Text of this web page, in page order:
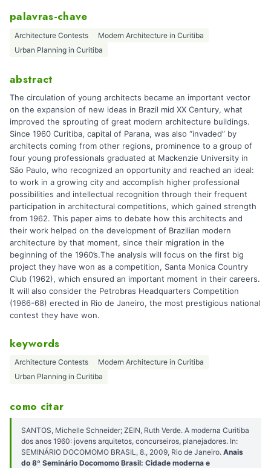
palavras-chave
Architecture Contests
Modern Architecture in Curitiba
Urban Planning in Curitiba
abstract
The circulation of young architects became an important vector
on the expansion of new ideas in Brazil mid XX Century, what
improved the sprouting of great modern architecture buildings.
Since 1960 Curitiba, capital of Parana, was also “invaded” by
architects coming from other regions, prominence to a group of
four young professionals graduated at Mackenzie University in
São Paulo, who recognized an opportunity and reached an ideal:
to work in a growing city and accomplish higher professional
possibilities and intellectual recognition through their frequent
participation in architectural competitions, which gained strength
from 1962. This paper aims to debate how this architects and
their work helped on the development of Brazilian modern
architecture by that moment, since their migration in the
beginning of the 1960’s.The analysis will focus on the first big
project they have won as a competition, Santa Monica Country
Club (1962), which ensured an important moment in their careers.
It will also consider the Petrobras Headquarters Competition
(1966-68) erected in Rio de Janeiro, the most prestigious national
contest they have won.
keywords
Architecture Contests
Modern Architecture in Curitiba
Urban Planning in Curitiba
como citar
SANTOS, Michelle Schneider; ZEIN, Ruth Verde. A moderna Curitiba
dos anos 1960: jovens arquitetos, concurseiros, planejadores. In:
SEMINÁRIO DOCOMOMO BRASIL, 8., 2009, Rio de Janeiro. Anais
do 8º Seminário Docomomo Brasil: Cidade moderna e